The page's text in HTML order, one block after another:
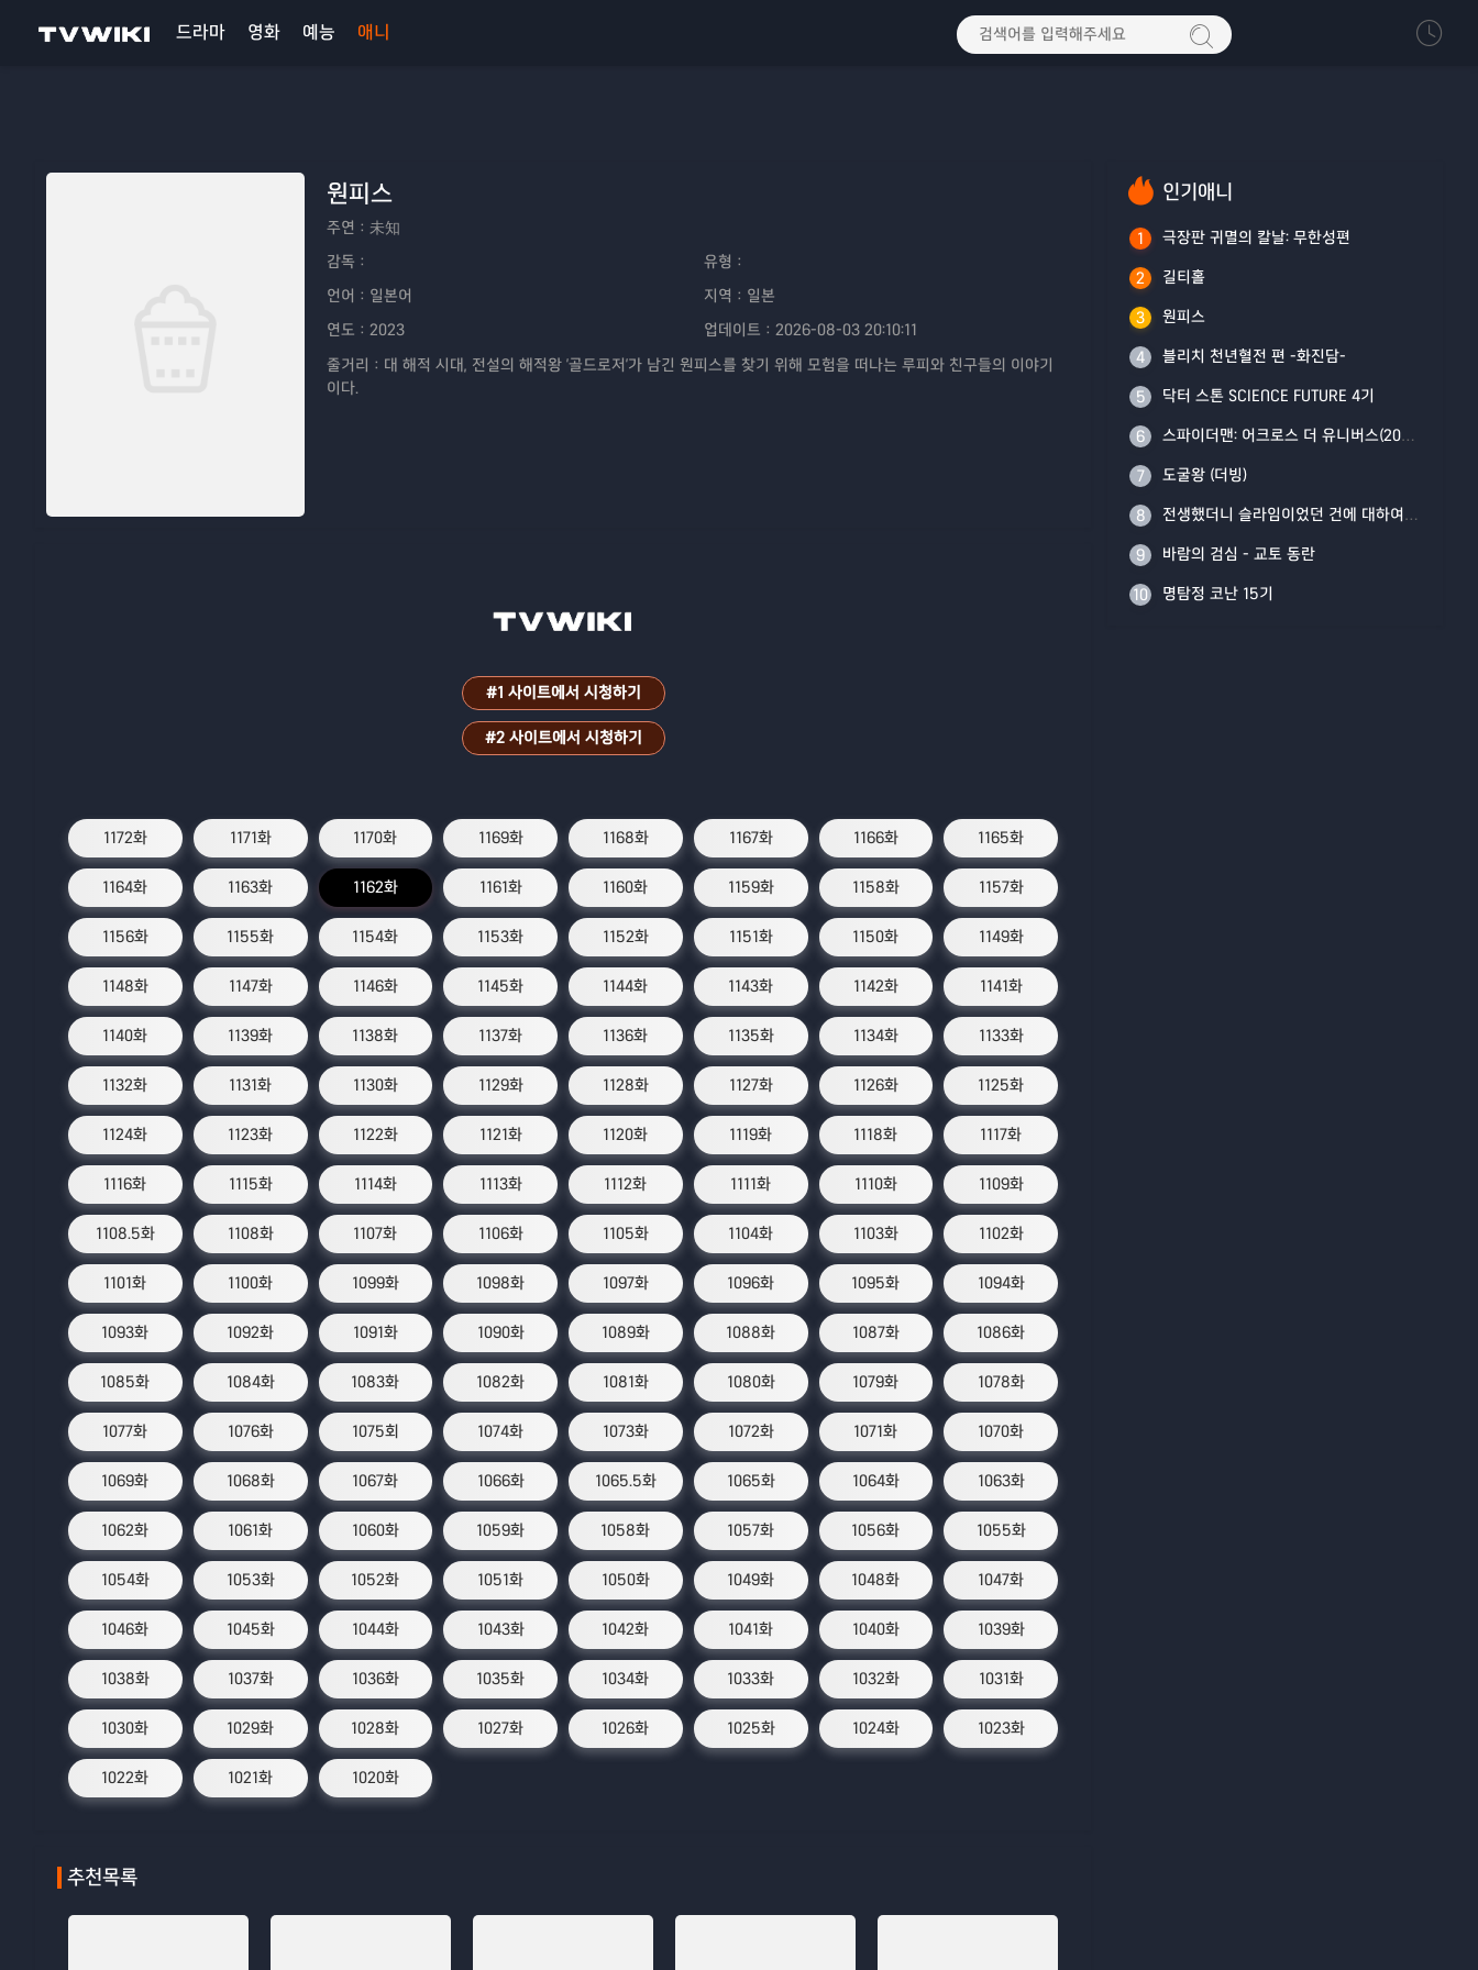
드라마 영화 예능 애니
원피스
주연： 未知
감독：
유형：
언어： 일본어 지역： 일본
연도： 2023 업데이트： 2026-08-03 20:10:11
줄거리： 대 해적 시대, 전설의 해적왕 '골드로저'가 남긴 원피스를 찾기 위해 모험을 떠나는 루피와 친구들의 이야기
이다.
#1 사이트에서 시청하기
#2 사이트에서 시청하기
1172화 1171화 1170화 1169화 1168화 1167화 1166화 1165화
1164화 1163화 1162화 1161화 1160화 1159화 1158화 1157화
1156화 1155화 1154화 1153화 1152화 1151화 1150화 1149화
1148화 1147화 1146화 1145화 1144화 1143화 1142화 1141화
1140화 1139화 1138화 1137화 1136화 1135화 1134화 1133화
1132화 1131화 1130화 1129화 1128화 1127화 1126화 1125화
1124화 1123화 1122화 1121화 1120화 1119화 1118화 1117화
1116화 1115화 1114화 1113화 1112화 1111화 1110화 1109화
1108.5화 1108화 1107화 1106화 1105화 1104화 1103화 1102화
1101화 1100화 1099화 1098화 1097화 1096화 1095화 1094화
1093화 1092화 1091화 1090화 1089화 1088화 1087화 1086화
1085화 1084화 1083화 1082화 1081화 1080화 1079화 1078화
1077화 1076화 1075회 1074화 1073화 1072화 1071화 1070화
1069화 1068화 1067화 1066화 1065.5화 1065화 1064화 1063화
1062화 1061화 1060화 1059화 1058화 1057화 1056화 1055화
1054화 1053화 1052화 1051화 1050화 1049화 1048화 1047화
1046화 1045화 1044화 1043화 1042화 1041화 1040화 1039화
1038화 1037화 1036화 1035화 1034화 1033화 1032화 1031화
1030화 1029화 1028화 1027화 1026화 1025화 1024화 1023화
1022화 1021화 1020화
추천목록
인기애니
1 극장판 귀멸의 칼날: 무한성편
2 길티홀
3 원피스
4 블리치 천년혈전 편 -화진담-
5 닥터 스톤 SCIENCE FUTURE 4기
6 스파이더맨: 어크로스 더 유니버스(2023)
7 도굴왕 (더빙)
8 전생했더니 슬라임이었던 건에 대하여 4기
9 바람의 검심 - 교토 동란
10 명탐정 코난 15기